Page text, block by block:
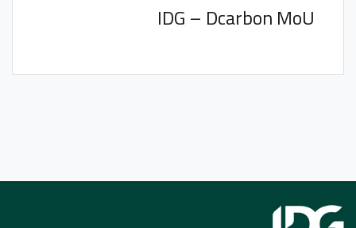
IDG – Dcarbon MoU